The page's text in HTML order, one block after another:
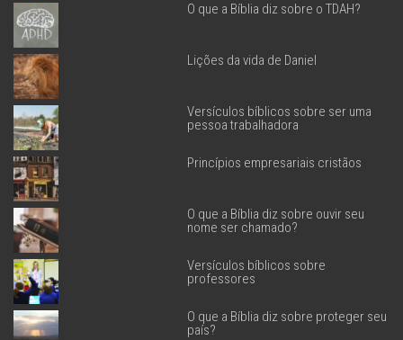
O que a Bíblia diz sobre o TDAH?
Lições da vida de Daniel
Versículos bíblicos sobre ser uma
pessoa trabalhadora
Princípios empresariais cristãos
O que a Bíblia diz sobre ouvir seu
nome ser chamado?
Versículos bíblicos sobre
professores
O que a Bíblia diz sobre proteger seu
país?